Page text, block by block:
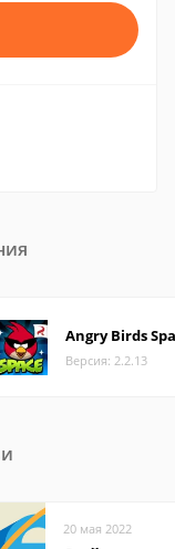
Angry Birds
Версия: 2.2.13
20 мая 2022